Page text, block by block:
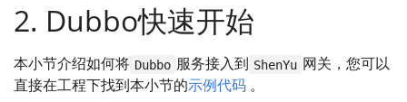
2. Dubbo快速开始
本小节介绍如何将 Dubbo 服务接入到 ShenYu 网关，您可以
直接在工程下找到本小节的示例代码 。